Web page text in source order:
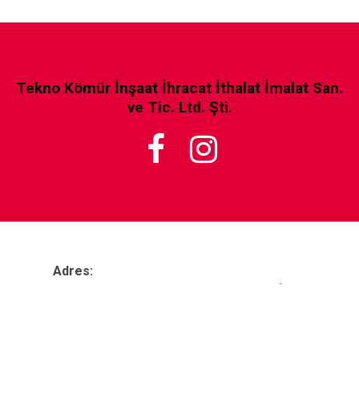
Tekno Kömür İnşaat İhracat İthalat İmalat San.
ve Tic. Ltd. Şti.
 
Adres: